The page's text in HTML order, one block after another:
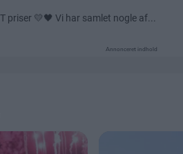
Annonceret indhold